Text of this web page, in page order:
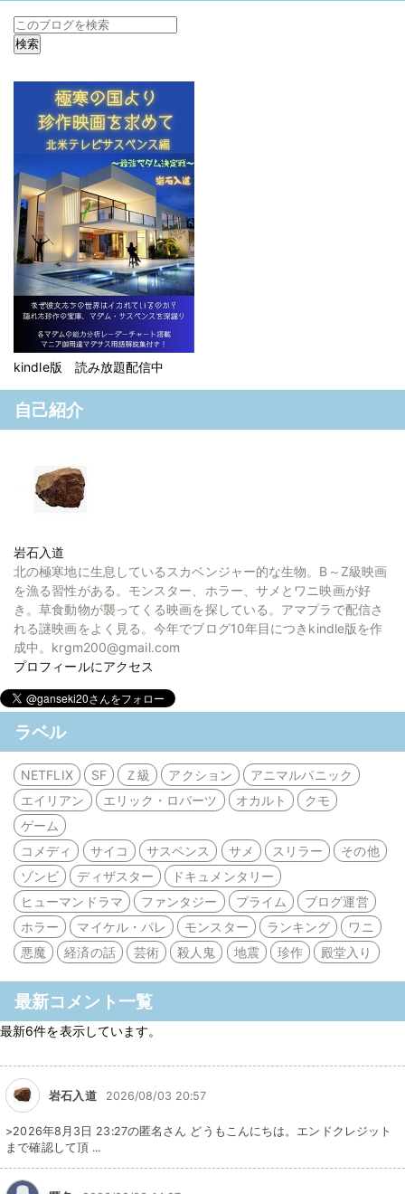
kindle版 読み放題配信中
自己紹介
岩石入道
北の極寒地に生息しているスカベンジャー的な生物。B～Z級映画
を漁る習性がある。モンスター、ホラー、サメとワニ映画が好
き。草食動物が襲ってくる映画を探している。アマプラで配信さ
れる謎映画をよく見る。今年でブログ10年目につきkindle版を作
成中。krgm200@gmail.com
プロフィールにアクセス
ラベル
NETFLIX SF Ｚ級 アクション
アニマルパニック
エイリアン
エリック・ロバーツ オカルト
クモ
ゲーム
コメディ
サイコ サスペンス サメ スリラー
その他
ゾンビ
ディザスター
ドキュメンタリー
ヒューマンドラマ
ファンタジー プライム
ブログ運営
ホラー
マイケル・パレ モンスター ランキング
ワニ
悪魔
経済の話 芸術 殺人鬼 地震 珍作 殿堂入り
最新コメント一覧
最新6件を表示しています。
岩石入道 2026/08/03 20:57
>2026年8月3日 23:27の匿名さん どうもこんにちは。エンドクレジット
まで確認して頂 ...